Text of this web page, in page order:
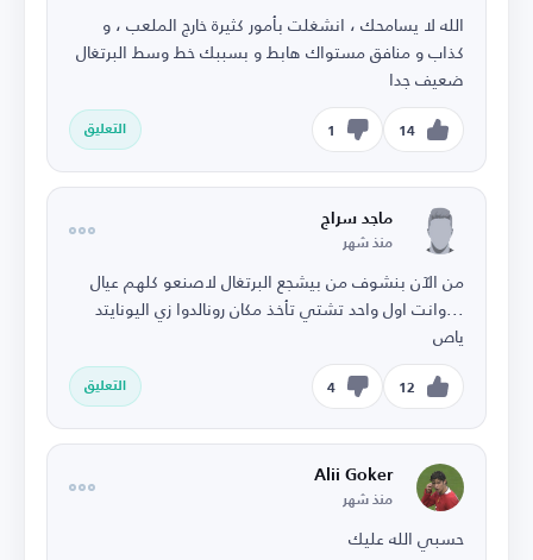
الله لا يسامحك ، انشغلت بأمور كثيرة خارج الملعب ، و
كذاب و منافق مستواك هابط و بسببك خط وسط البرتغال
ضعيف جدا
14
1 التعليق
ماجد سراج
منذ شهر
من الآن بنشوف من بيشجع البرتغال لاصنعو كلهم عيال
...وانت اول واحد تشتي تأخذ مكان رونالدوا زي اليونايتد
ياص
12
4 التعليق
Alii Goker
منذ شهر
حسبي الله عليك